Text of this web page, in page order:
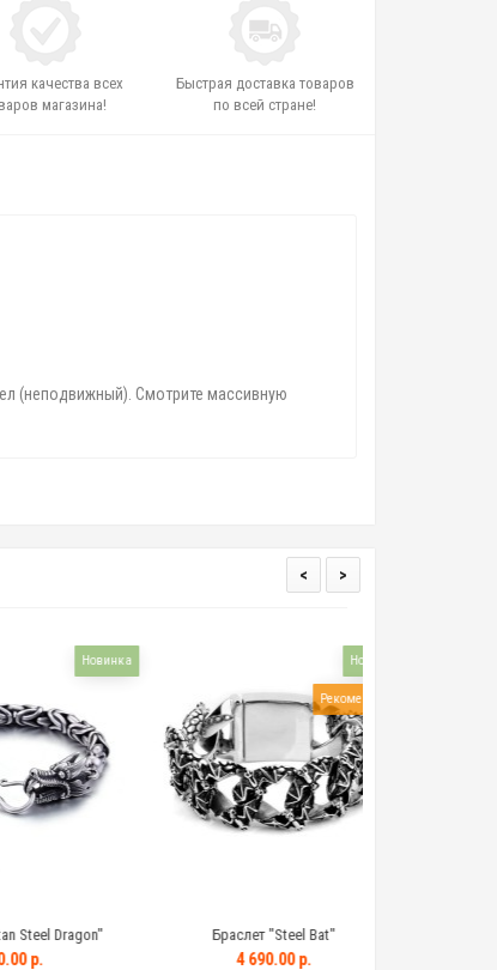
качества всех
магазина!
Быстрая доставка товаров
по всей стране!
(неподвижный). Смотрите массивную
Новинка
Dragon"
Новинка
Рекомендуем!
Браслет "Steel Bat"
4 690.00 р.
< >